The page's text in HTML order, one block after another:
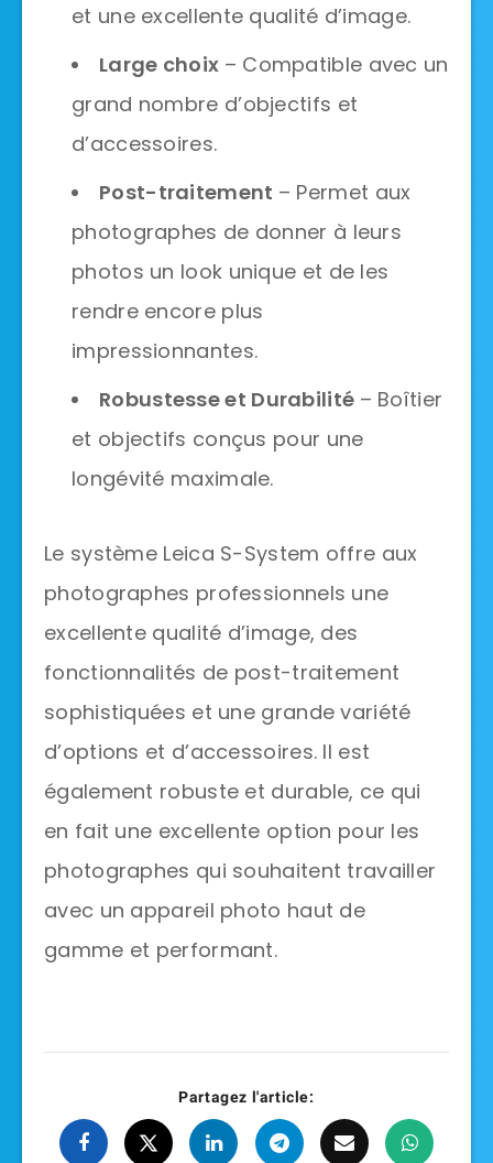
et une excellente qualité d’image.
Large choix – Compatible avec un
grand nombre d’objectifs et
d’accessoires.
Post-traitement – Permet aux
photographes de donner à leurs
photos un look unique et de les
rendre encore plus
impressionnantes.
Robustesse et Durabilité – Boîtier
et objectifs conçus pour une
longévité maximale.
Le système Leica S-System offre aux
photographes professionnels une
excellente qualité d’image, des
fonctionnalités de post-traitement
sophistiquées et une grande variété
d’options et d’accessoires. Il est
également robuste et durable, ce qui
en fait une excellente option pour les
photographes qui souhaitent travailler
avec un appareil photo haut de
gamme et performant.
Partagez l'article: